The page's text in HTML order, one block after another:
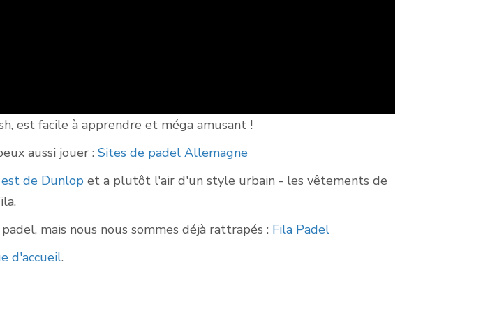
est facile à apprendre et méga amusant !
aussi jouer :Sites de padel Allemagne
de Dunlop et a plutôt l'air d'un style urbain - les vêtements de
mais nous nous sommes déjà rattrapés : Fila Padel
d'accueil.